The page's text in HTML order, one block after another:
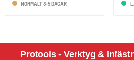
NORMALT 3-5 DAGAR
Protools - Verktyg &